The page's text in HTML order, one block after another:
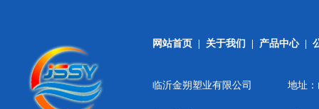
网站首页 关于我们 产品中心
临沂金朔塑业有限公司 地址